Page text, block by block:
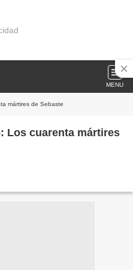
MENU
mártires de Sebaste
Los cuarenta mártires